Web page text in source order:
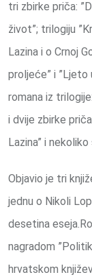
tri zbirke priča:
život”; trilogiju
Lazina i o Crnoj
proljeće” i ”Ljeto
romana iz
i dvije zbirke
Lazina” i
Objavio je tri
jednu o Nikoli
desetina
nagradom
hrvatskom